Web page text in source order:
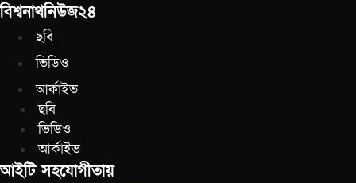
বিশ্বনাথনিউজ২৪
ছবি
ভিডিও
আর্কাইভ
ছবি
ভিডিও
আর্কাইভ
আইটি সহযোগীতায়